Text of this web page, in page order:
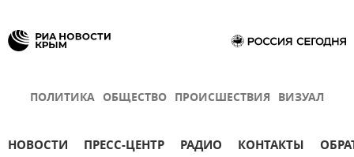
ПОЛИТИКА ОБЩЕСТВО ПРОИСШЕСТВИЯ ВИЗУАЛ
НОВОСТИ ПРЕСС-ЦЕНТР РАДИО КОНТАКТЫ